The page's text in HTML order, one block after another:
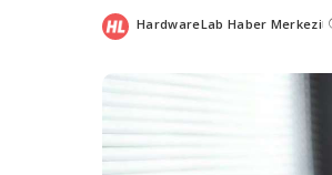
Posted
HardwareLab Haber Merkezi